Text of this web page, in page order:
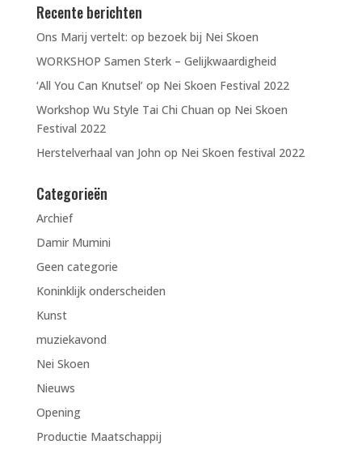
Recente berichten
Ons Marij vertelt: op bezoek bij Nei Skoen
WORKSHOP Samen Sterk – Gelijkwaardigheid
‘All You Can Knutsel’ op Nei Skoen Festival 2022
Workshop Wu Style Tai Chi Chuan op Nei Skoen
Festival 2022
Herstelverhaal van John op Nei Skoen festival 2022
Categorieën
Archief
Damir Mumini
Geen categorie
Koninklijk onderscheiden
Kunst
muziekavond
Nei Skoen
Nieuws
Opening
Productie Maatschappij